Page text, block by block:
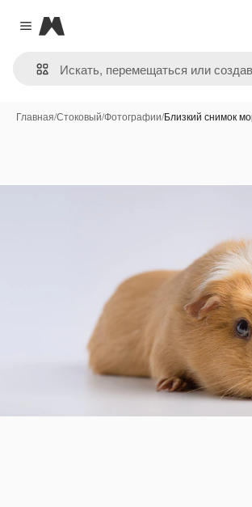
Close menu
Magnific
Главная/Стоковый/Фотографии/Близкий снимок